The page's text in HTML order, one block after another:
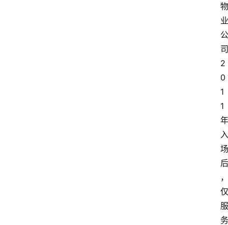
物
业
公
司
2
0
1
1
年
入
场
后
，
仅
服
务